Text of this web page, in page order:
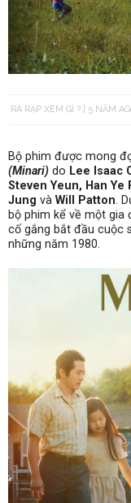
RA RẠP XEM GÌ ? 5 NĂM
Bộ phim được mong
(Minari) do Lee Isaac
Steven Yeun, Han Ye
Jung và Will Patton.
bộ phim kể về một gia
cố gắng bắt đầu cuộc
những năm 1980.